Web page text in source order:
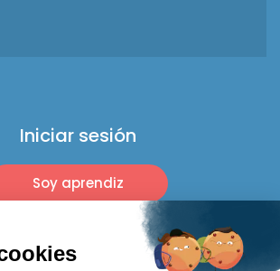
Iniciar sesión
Soy aprendiz